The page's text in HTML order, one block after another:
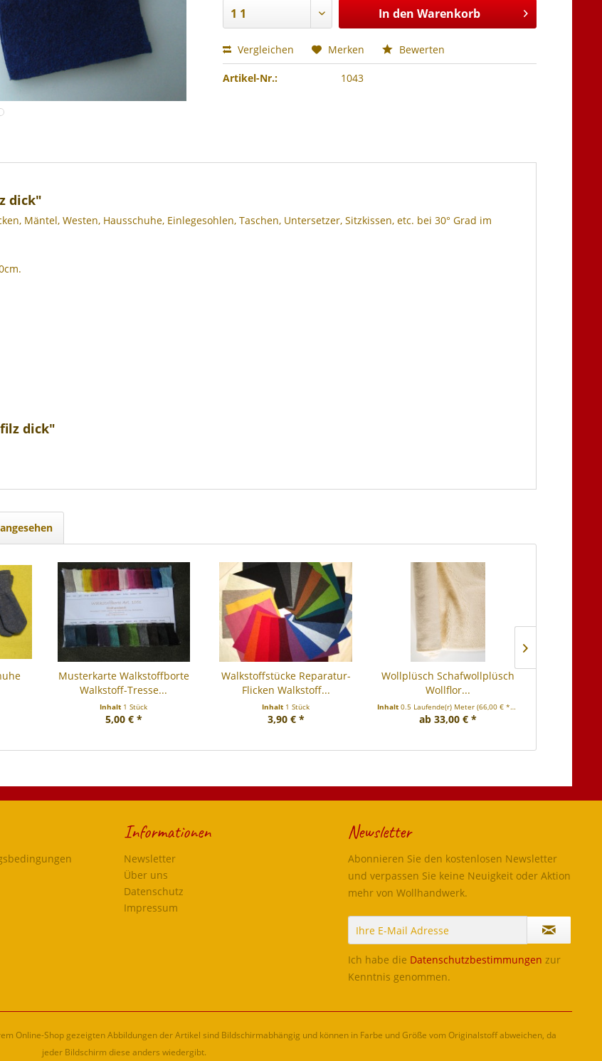
In den Warenkorb
Vergleichen Merken Bewerten
Artikel-Nr.: 1043
dick"
Mäntel, Westen, Hausschuhe, Einlegesohlen, Taschen, Untersetzer, Sitzkissen, etc. bei 30° Grad im
dick"
Musterkarte Walkstoffborte
Walkstoff-Tresse...
Inhalt 1 Stück
5,00 € *
Walkstoffstücke Reparatur-
Flicken Walkstoff...
Inhalt 1 Stück
3,90 € *
Wollplüsch Schafwollplüsch
Wollflor...
Inhalt0.5 Laufende(r) Meter(66,00 € * / 1 Laufende(r) Meter)
ab 33,00 € *
Informationen
Newsletter
Über uns
Datenschutz
Impressum
Newsletter
Abonnieren Sie den kostenlosen Newsletter
und verpassen Sie keine Neuigkeit oder Aktion
mehr von Wollhandwerk.
Ich habe die Datenschutzbestimmungen zur
Kenntnis genommen.
Online-Shop gezeigten Abbildungen der Artikel sind Bildschirmabhängig und können in Farbe und Größe vom Originalstoff abweichen, da
jeder Bildschirm diese anders wiedergibt.